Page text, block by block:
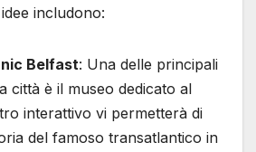
includono:
Belfast: Una delle principali
città è il museo dedicato al
interattivo vi permetterà di
del famoso transatlantico in